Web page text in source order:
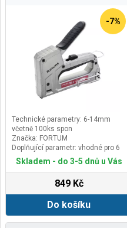
-7%
Technické parametry: 6-14mm
včetně 100ks spon
Značka: FORTUM
Doplňující parametr: vhodné pro 6
typů spon: výška 6-14mm, rozteč
10,6x tl.1,2mm+ rozteč 10,6x
tl.0,75mm+rozteč 11,3x tl.0,75mm,
kabelové spony výšky 10-14mm
rozteč 7,6mm, hřebíky s hlavičkou i
bez hlavičky do max. délky 15mm
Skladem - do 3-5 dnů u Vás
849 Kč
Do košíku